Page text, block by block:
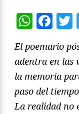
El poemario
adentra en las
la memoria
paso del
La realidad no